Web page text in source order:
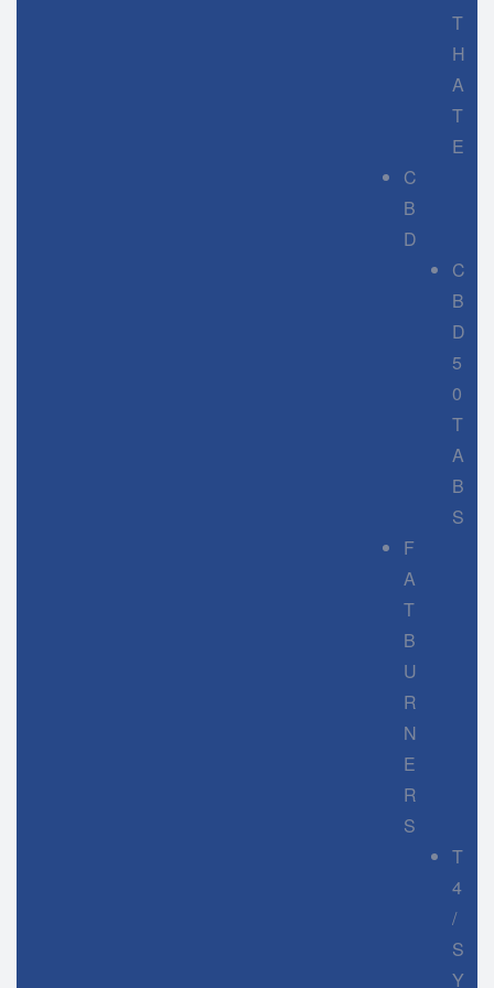
T
H
A
T
E
C
B
D
C
B
D
5
0
T
A
B
S
F
A
T
B
U
R
N
E
R
S
T
4
/
S
Y